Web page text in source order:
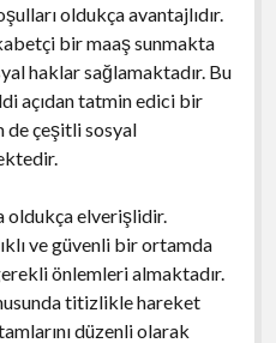
oldukça avantajlıdır.
bir maaş sunmakta
haklar sağlamaktadır. Bu
açıdan tatmin edici bir
de çeşitli sosyal
oldukça elverişlidir.
ve güvenli bir ortamda
önlemleri almaktadır.
titizlikle hareket
düzenli olarak